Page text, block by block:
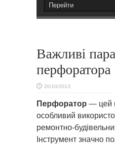
Важливі
перфоратора
20/10/2013
Перфоратор — цей
особливий
ремонтно-
Інструмент значно